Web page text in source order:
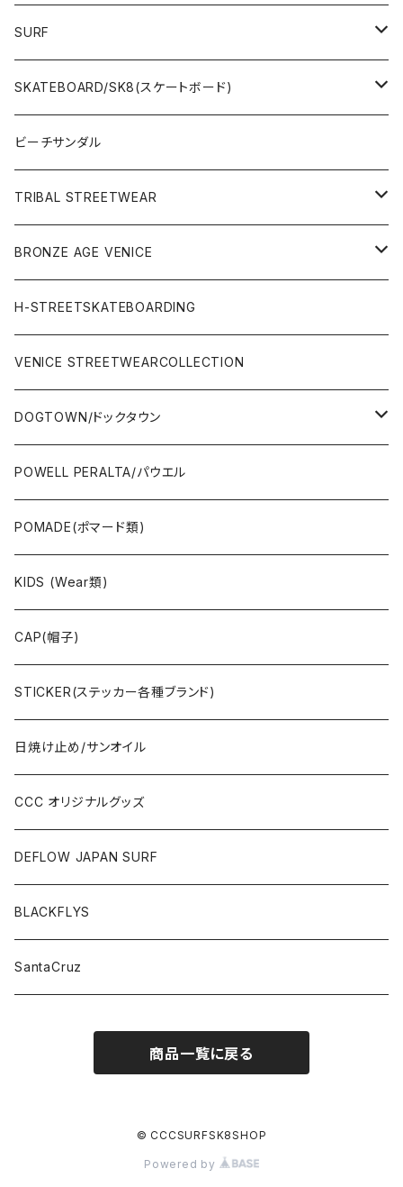
SURF
WetSuits(ウェットスーツ )
Surf Board(サーフボード )
OTHERS(サーフ小物)
WEAR(サーフブランド衣類)
Rhythm(サーフアパレル)
Ripcurl(サーフブランド)
SKATEBOARD/SK8(スケートボード)
CLOTHING(アパレル)
DECK(デッキ)
COMPLETE（完成品）
STREET
SURFSKATE
TRUCK(トラック)
WHEEL(ウィール)
OTHERS(スケボー小物/ステッカー類)
JAYADAMS/ジェイアダムス
ビーチサンダル
TRIBAL STREETWEAR
小物類
SALE
BRONZE AGE VENICE
made in JAPAN
made in USA
H-STREETSKATEBOARDING
VENICE STREETWEARCOLLECTION
DOGTOWN/ドックタウン
WEAR(衣類)
Deck(スケートデッキ)
CAP/HAT(キャップ類)
OTHERS(ドックタウン小物)
POWELL PERALTA/パウエル
POMADE(ポマード類)
KIDS (Wear類)
CAP(帽子)
STICKER(ステッカー各種ブランド)
日焼け止め/サンオイル
CCC オリジナルグッズ
DEFLOW JAPAN SURF
BLACKFLYS
SantaCruz
商品一覧に戻る
© CCCSURFSK8SHOP
Powered by